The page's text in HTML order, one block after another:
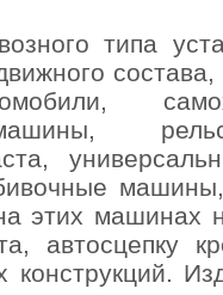
типа
этих машинах
автосцепку
конструкций.